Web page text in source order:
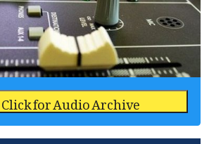
Click for Audio Archive